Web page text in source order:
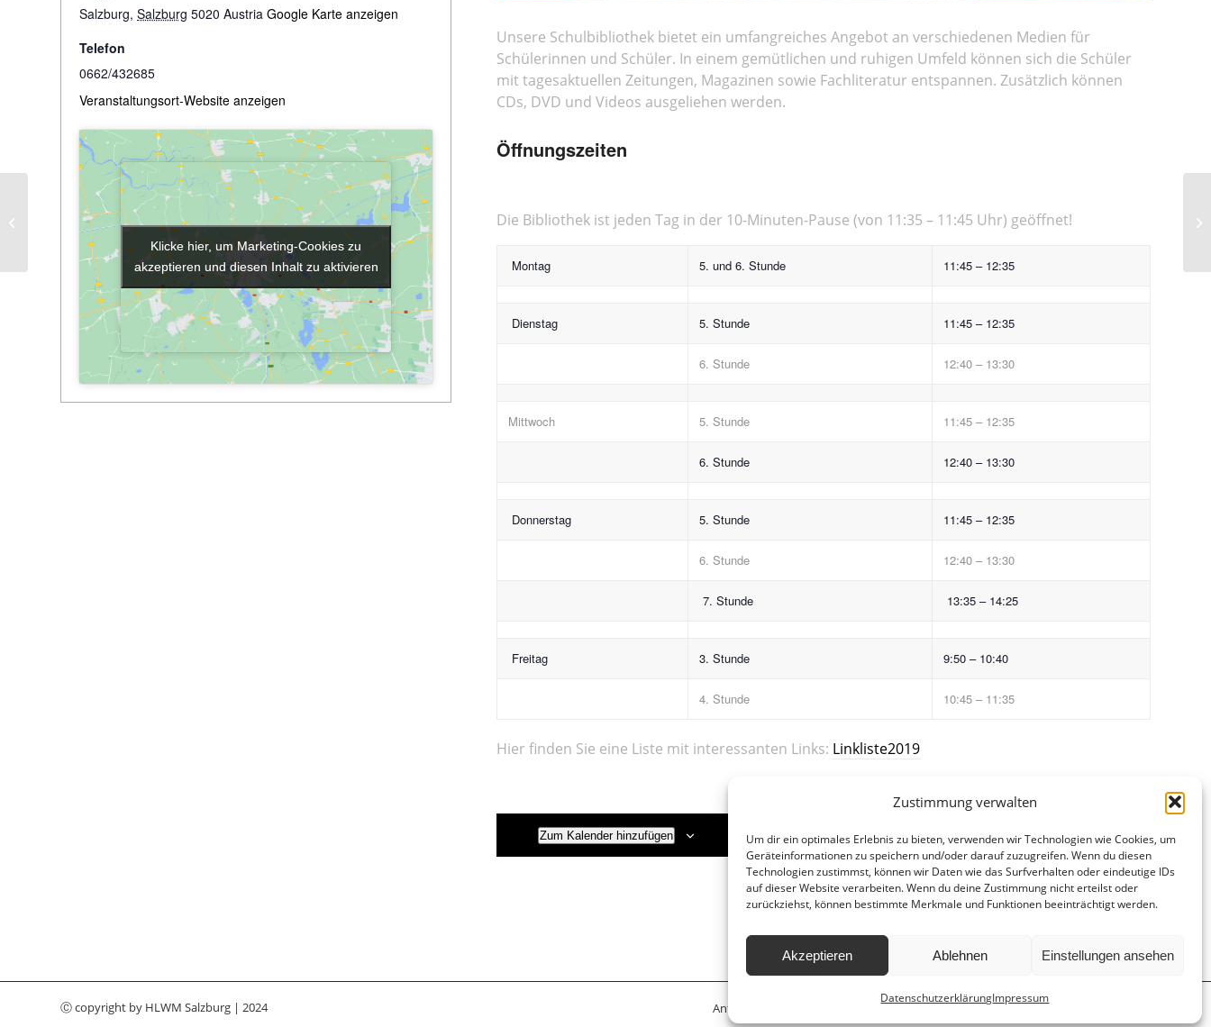
Zustimmung verwalten
Um dir ein optimales Erlebnis zu bieten, verwenden wir Technologien wie Cookies, um
Geräteinformationen zu speichern und/oder darauf zuzugreifen. Wenn du diesen
Technologien zustimmst, können wir Daten wie das Surfverhalten oder eindeutige IDs
auf dieser Website verarbeiten. Wenn du deine Zustimmung nicht erteilst oder
zurückziehst, können bestimmte Merkmale und Funktionen beeinträchtigt werden.
Akzeptieren Ablehnen Einstellungen ansehen
DatenschutzerklärungImpressum
Unsere Schulbibliothek bietet ein umfangreiches Angebot an verschiedenen Medien für
Schülerinnen und Schüler. In einem gemütlichen und ruhigen Umfeld können sich die Schüler
mit tagesaktuellen Zeitungen, Magazinen sowie Fachliteratur entspannen. Zusätzlich können
CDs, DVD und Videos ausgeliehen werden.
Öffnungszeiten
Die Bibliothek ist jeden Tag in der 10-Minuten-Pause (von 11:35 – 11:45 Uhr) geöffnet!
Montag 5. und 6. Stunde 11:45 – 12:35
Dienstag 5. Stunde 11:45 – 12:35
6. Stunde 12:40 – 13:30
Mittwoch 5. Stunde 11:45 – 12:35
6. Stunde 12:40 – 13:30
Donnerstag 5. Stunde 11:45 – 12:35
6. Stunde 12:40 – 13:30
7. Stunde 13:35 – 14:25
Freitag 3. Stunde 9:50 – 10:40
4. Stunde 10:45 – 11:35
Hier finden Sie eine Liste mit interessanten Links: Linkliste2019
Zum Kalender hinzufügen
Salzburg, Salzburg 5020 Austria Google Karte anzeigen
Telefon
0662/432685
Veranstaltungsort-Website anzeigen
Klicke hier, um Marketing-Cookies zu
akzeptieren und diesen Inhalt zu aktivieren
Klicke hier, um Marketing-Cookies zu
akzeptieren und diesen Inhalt zu aktivieren
Ⓒ copyright by HLWM Salzburg | 2024 Anfahrt Hausordnung Datenschutzerklärung
Bibliothek geöffnet